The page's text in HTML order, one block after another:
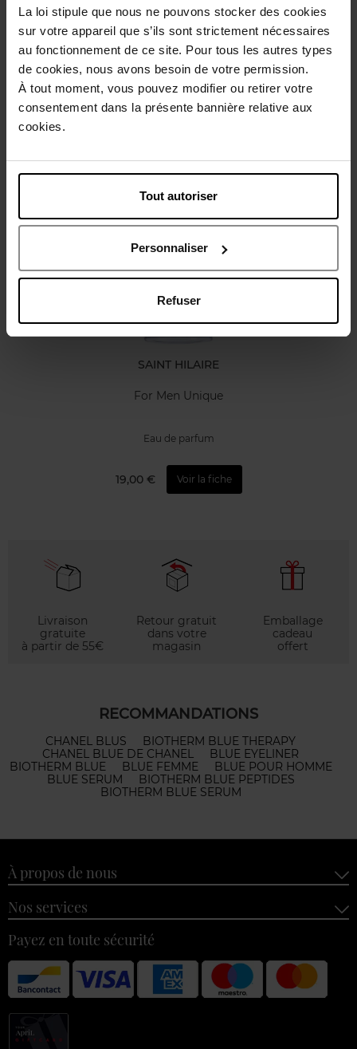
La loi stipule que nous ne pouvons stocker des cookies
sur votre appareil que s’ils sont strictement nécessaires
au fonctionnement de ce site. Pour tous les autres types
de cookies, nous avons besoin de votre permission.
À tout moment, vous pouvez modifier ou retirer votre
consentement dans la présente bannière relative aux
cookies.
Tout autoriser
Personnaliser
Refuser
Description
Caractéristiques
Avis client Politique relative aux avis des clients
Vous aimerez peut-être
SAINT HILAIRE
For Men Unique
Eau de parfum
19,00 € Voir la fiche
Livraison
gratuite
à partir de 55€
Retour gratuit
dans votre
magasin
Emballage
cadeau
offert
RECOMMANDATIONS
CHANEL BLUS
BIOTHERM BLUE THERAPY
CHANEL BLUE DE CHANEL
BLUE EYELINER
BIOTHERM BLUE
BLUE FEMME
BLUE POUR HOMME
BLUE SERUM
BIOTHERM BLUE PEPTIDES
BIOTHERM BLUE SERUM
À propos de nous
Nos services
Payez en toute sécurité